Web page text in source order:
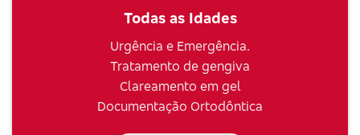
Todas as Idades
Urgência e Emergência.
Tratamento de gengiva
Clareamento em gel
Documentação Ortodôntica